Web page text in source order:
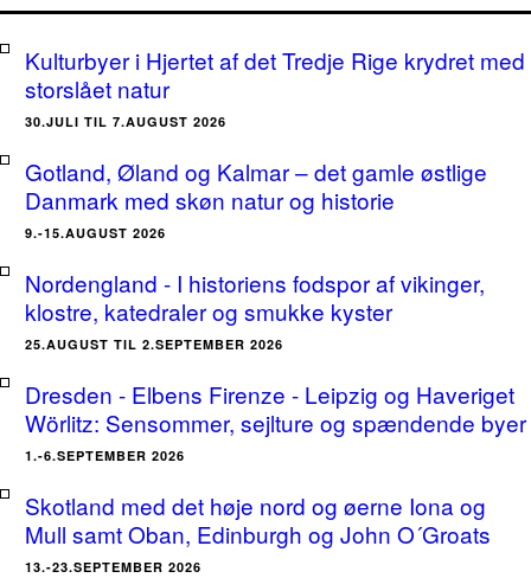
Kulturbyer i Hjertet af det Tredje Rige krydret med
storslået natur
30.JULI TIL 7.AUGUST 2026
Gotland, Øland og Kalmar – det gamle østlige
Danmark med skøn natur og historie
9.-15.AUGUST 2026
Nordengland - I historiens fodspor af vikinger,
klostre, katedraler og smukke kyster
25.AUGUST TIL 2.SEPTEMBER 2026
Dresden - Elbens Firenze - Leipzig og Haveriget
Wörlitz: Sensommer, sejlture og spændende byer
1.-6.SEPTEMBER 2026
Skotland med det høje nord og øerne Iona og
Mull samt Oban, Edinburgh og John O´Groats
13.-23.SEPTEMBER 2026